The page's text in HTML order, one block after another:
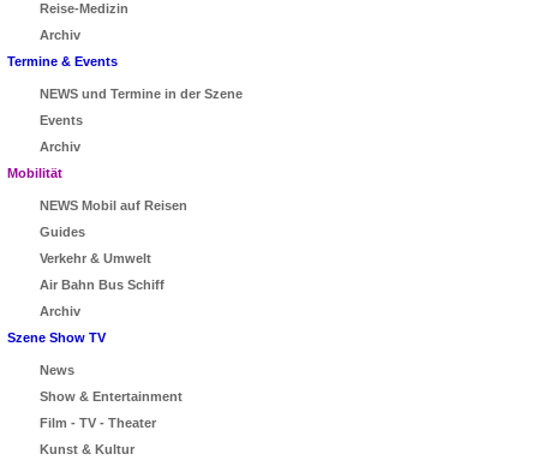
Reise-Medizin
Archiv
Termine & Events
NEWS und Termine in der Szene
Events
Archiv
Mobilität
NEWS Mobil auf Reisen
Guides
Verkehr & Umwelt
Air Bahn Bus Schiff
Archiv
Szene Show TV
News
Show & Entertainment
Film - TV - Theater
Kunst & Kultur